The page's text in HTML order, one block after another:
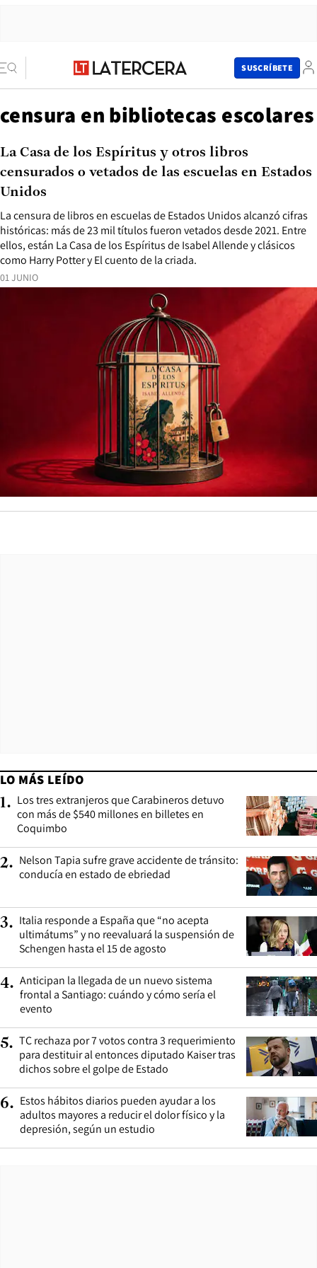
SUSCRÍBETE
censura en bibliotecas escolares
01 JUNIO
La censura de libros en escuelas de Estados Unidos alcanzó cifras
históricas: más de 23 mil títulos fueron vetados desde 2021. Entre
ellos, están La Casa de los Espíritus de Isabel Allende y clásicos
como Harry Potter y El cuento de la criada.
La Casa de los Espíritus y otros libros
censurados o vetados de las escuelas en Estados
Unidos
LO MÁS LEÍDO
1. Los tres extranjeros que Carabineros detuvo
con más de $540 millones en billetes en
Coquimbo
2. Nelson Tapia sufre grave accidente de tránsito:
conducía en estado de ebriedad
3. Italia responde a España que “no acepta
ultimátums” y no reevaluará la suspensión de
Schengen hasta el 15 de agosto
4. Anticipan la llegada de un nuevo sistema
frontal a Santiago: cuándo y cómo sería el
evento
5. TC rechaza por 7 votos contra 3 requerimiento
para destituir al entonces diputado Kaiser tras
dichos sobre el golpe de Estado
6. Estos hábitos diarios pueden ayudar a los
adultos mayores a reducir el dolor físico y la
depresión, según un estudio